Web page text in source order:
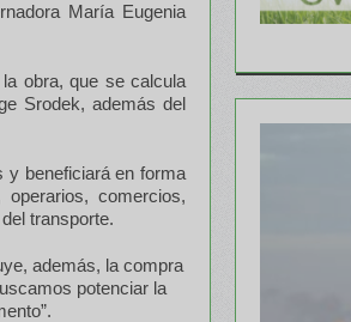
María Eugenia
obra, que se calcula
Srodek, además del
y beneficiará en forma
comercios,
transporte.
además, la compra
potenciar la